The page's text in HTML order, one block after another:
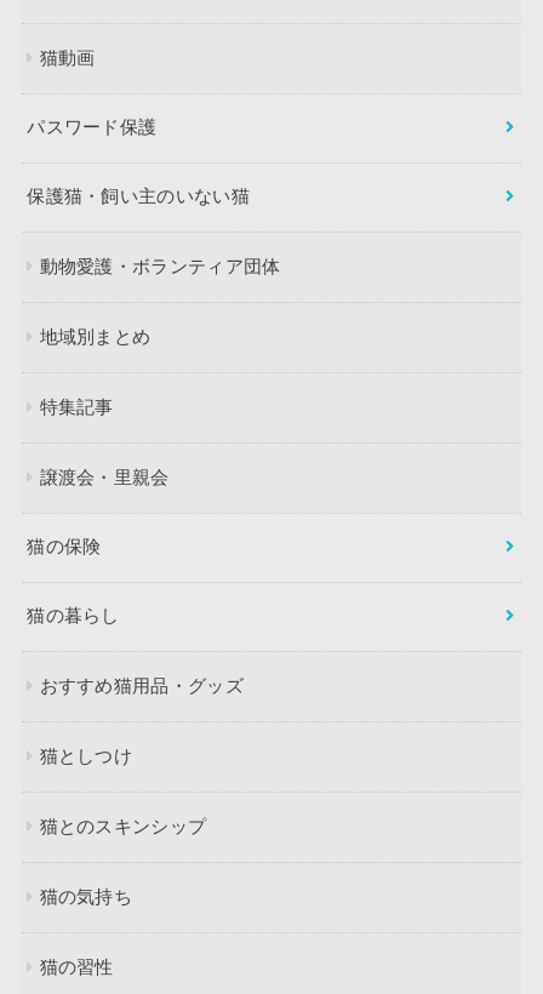
猫動画
パスワード保護
保護猫・飼い主のいない猫
動物愛護・ボランティア団体
地域別まとめ
特集記事
譲渡会・里親会
猫の保険
猫の暮らし
おすすめ猫用品・グッズ
猫としつけ
猫とのスキンシップ
猫の気持ち
猫の習性